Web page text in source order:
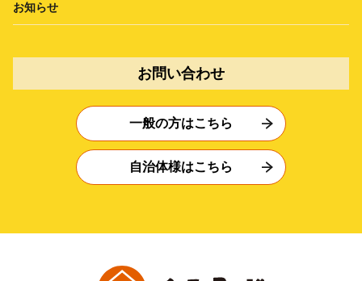
お知らせ
お問い合わせ
一般の方はこちら
自治体様はこちら